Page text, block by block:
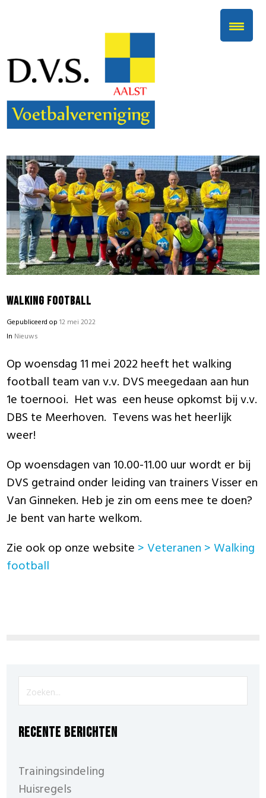
Walking football
Gepubliceerd op12 mei 2022
In Nieuws
Op woensdag 11 mei 2022 heeft het walking
football team van v.v. DVS meegedaan aan hun
1e toernooi. Het was een heuse opkomst bij v.v.
DBS te Meerhoven. Tevens was het heerlijk
weer!
Op woensdagen van 10.00-11.00 uur wordt er bij
DVS getraind onder leiding van trainers Visser en
Van Ginneken. Heb je zin om eens mee te doen?
Je bent van harte welkom.
Zie ook op onze website > Veteranen > Walking
football
Recente berichten
Trainingsindeling
Huisregels